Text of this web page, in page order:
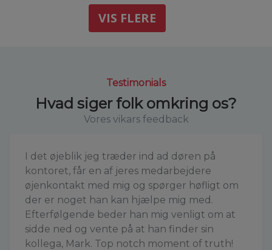
VIS FLERE
Testimonials
Hvad siger folk omkring os?
Vores vikars feedback
I det øjeblik jeg træder ind ad døren på
kontoret, får en af jeres medarbejdere
øjenkontakt med mig og spørger høfligt om
der er noget han kan hjælpe mig med.
Efterfølgende beder han mig venligt om at
sidde ned og vente på at han finder sin
kollega, Mark. Top notch moment of truth!